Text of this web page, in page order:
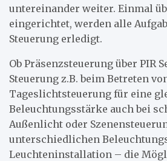
untereinander weiter. Einmal
eingerichtet, werden alle
Steuerung erledigt.
Ob Präsenzsteuerung über PIR
Steuerung z.B. beim Betreten
Tageslichtsteuerung für eine
Beleuchtungsstärke auch bei
Außenlicht oder
unterschiedlichen
Leuchteninstallation – die